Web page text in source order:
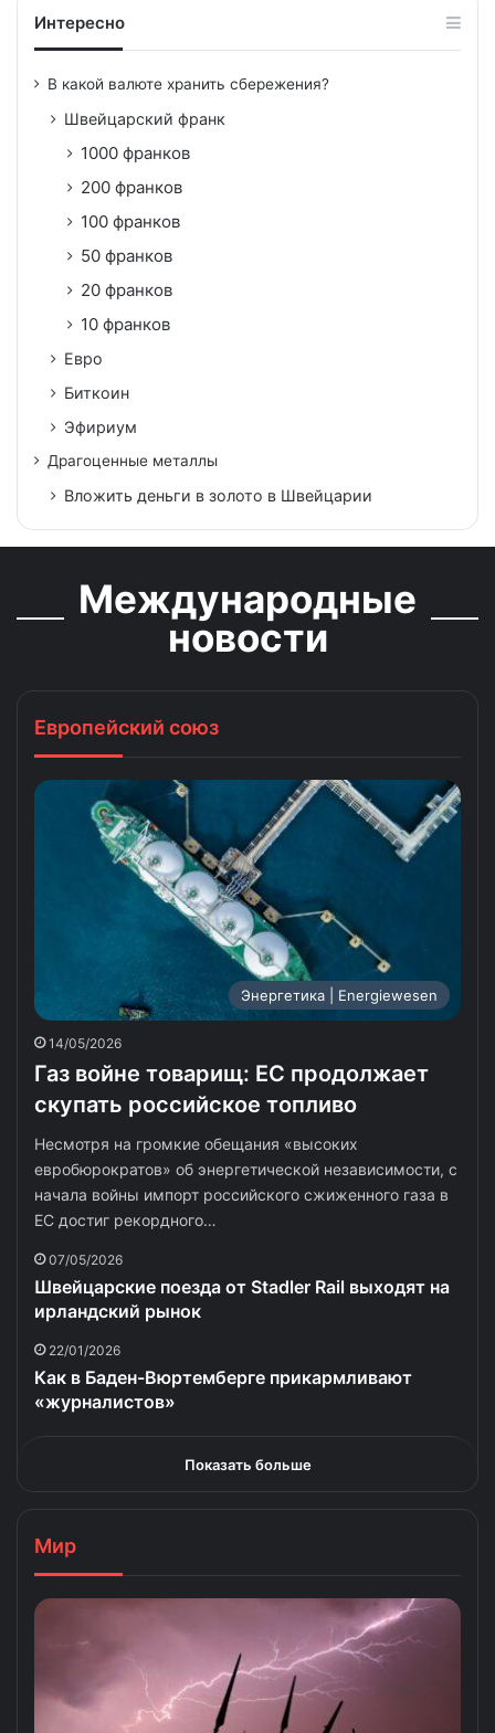
Интересно
В какой валюте хранить сбережения?
Швейцарский франк
1000 франков
200 франков
100 франков
50 франков
20 франков
10 франков
Евро
Биткоин
Эфириум
Драгоценные металлы
Вложить деньги в золото в Швейцарии
Международные
новости
Европейский союз
Энергетика | Energiewesen
14/05/2026
Газ войне товарищ: ЕС продолжает
скупать российское топливо
Несмотря на громкие обещания «высоких
евробюрократов» об энергетической независимости, с
начала войны импорт российского сжиженного газа в
ЕС достиг рекордного…
07/05/2026
Швейцарские поезда от Stadler Rail выходят на
ирландский рынок
22/01/2026
Как в Баден-Вюртемберге прикармливают
«журналистов»
Показать больше
Мир